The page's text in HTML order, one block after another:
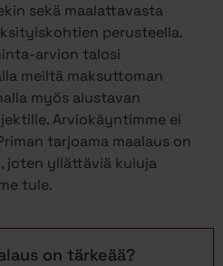
sekä maalattavasta
perusteella.
arvion talosi
meiltä maksuttoman
myös alustavan
Arviokäyntimme ei
tarjoama maalaus on
joten yllättäviä kuluja
tule.
on tärkeää?